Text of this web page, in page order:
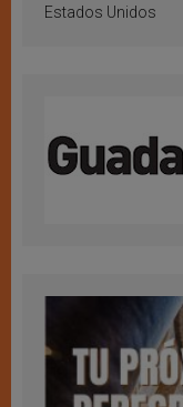
Estados Unidos